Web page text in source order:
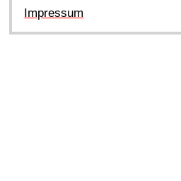
Impressum